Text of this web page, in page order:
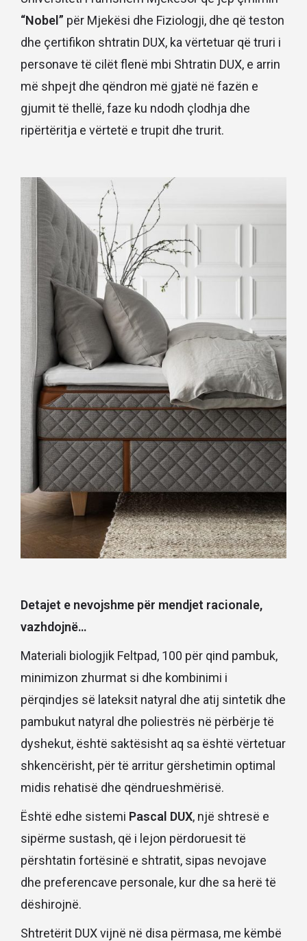
“Nobel” për Mjekësi dhe Fiziologji, dhe që teston
dhe çertifikon shtratin DUX, ka vërtetuar që truri i
personave të cilët flenë mbi Shtratin DUX, e arrin
më shpejt dhe qëndron më gjatë në fazën e
gjumit të thellë, faze ku ndodh çlodhja dhe
ripërtëritja e vërtetë e trupit dhe trurit.
Detajet e nevojshme për mendjet racionale,
vazhdojnë…
Materiali biologjik Feltpad, 100 për qind pambuk,
minimizon zhurmat si dhe kombinimi i
përqindjes së lateksit natyral dhe atij sintetik dhe
pambukut natyral dhe poliestrës në përbërje të
dyshekut, është saktësisht aq sa është vërtetuar
shkencërisht, për të arritur gërshetimin optimal
midis rehatisë dhe qëndrueshmërisë.
Është edhe sistemi Pascal DUX, një shtresë e
sipërme sustash, që i lejon përdoruesit të
përshtatin fortësinë e shtratit, sipas nevojave
dhe preferencave personale, kur dhe sa herë të
dëshirojnë.
Shtretërit DUX vijnë në disa përmasa, me këmbë